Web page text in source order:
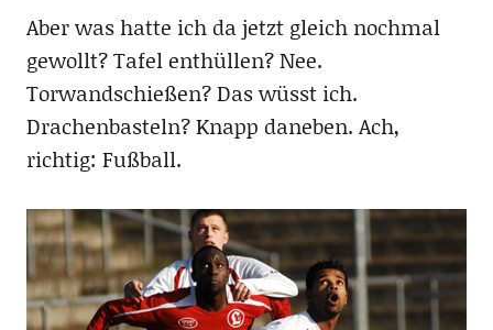
Aber was hatte ich da jetzt gleich nochmal
gewollt? Tafel enthüllen? Nee.
Torwandschießen? Das wüsst ich.
Drachenbasteln? Knapp daneben. Ach,
richtig: Fußball.